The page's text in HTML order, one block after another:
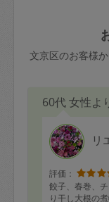
文京区のお客様
60代 女性よ
リ
評価：
餃子、春巻、
り干し大根の